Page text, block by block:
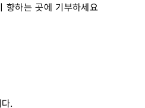
하는 곳에 기부하세요
.